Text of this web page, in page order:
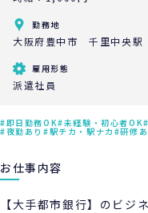
勤務地
大阪府豊中市 千里中央駅
雇用形態
派遣社員
即日勤務OK 未経験・初心者OK
夜勤あり 駅チカ・駅ナカ 研修あ
お仕事内容
【大手都市銀行】のビジ